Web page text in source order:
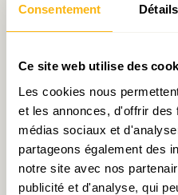
Consentement Détails
Ce site web utilise des
Les cookies nous
et les annonces, d'offrir des
médias sociaux et
partageons également des
notre site avec nos
publicité et d'analyse, qui
Laisser un commentaire
Votre adresse e-mail ne
obligatoires sont indiqués